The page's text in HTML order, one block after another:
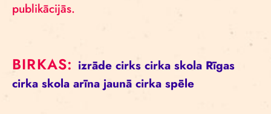
publikācijās.
BIRKAS: izrāde cirks cirka skola Rīgas
cirka skola arīna jaunā cirka spēle